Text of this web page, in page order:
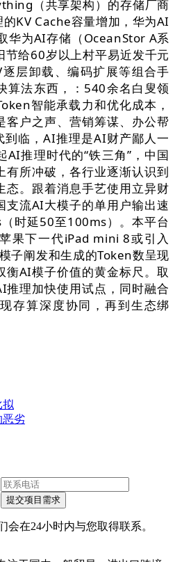
（共享架构）的存储厂商
KV Cache容量增加，华为AI
华为AI存储（OceanStor A系
给60岁以上村平易近发千元
层卸载、编码扩展等组合手
算法东西，：540余名白叟领
智能承载力和优化成本，
客户之声、营销筹谋、办公帮
临，AI推理是AI财产鄙人一
AI推理时代的“铁三角”，中国
有所冲破，各行业逐渐认识到
态。跟着消息手艺使用立异财
支流AI大模子的单用户输出速
时延50至100ms）。本平台
果下一代iPad mini 8或引入
子阐发和生成的Token数呈现
衡AI模子价值的黄金标尺。取
推理加快使用试点，同时融合
存算深度协同，再到生态绑
拟
恶劣
在24小时内与您取得联系。